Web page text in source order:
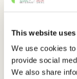
This website
We use cookies
provide social
We also share
stimolante sul
All’inizio del ciclo
fogliare. Durante
essere impiegato
l’ingrossamento